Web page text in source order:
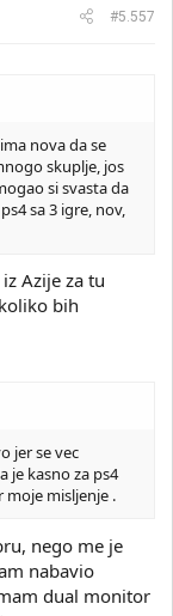
#5.557
nova da se
skuplje, jos
si svasta da
sa 3 igre, nov,
Azije za tu
bih
jer se vec
je kasno za ps4
moje misljenje .
nego me je
nabavio
dual monitor